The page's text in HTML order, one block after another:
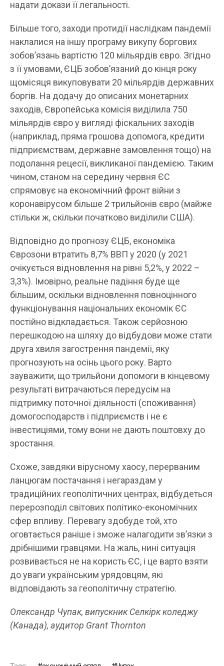
надати докази її легальності.
Більше того, заходи протидії наслідкам пандемії
наклалися на іншу програму викупу боргових
зобов’язань вартістю 120 мільярдів євро. Згідно
з її умовами, ЄЦБ зобов’язаний до кінця року
щомісяця викуповувати 20 мільярдів державних
боргів. На додачу до описаних монетарних
заходів, Європейська комісія виділила 750
мільярдів євро у вигляді фіскальних заходів
(наприклад, пряма грошова допомога, кредити
підприємствам, державне замовлення тощо) на
подолання рецесії, викликаної пандемією. Таким
чином, станом на середину червня ЄС
спрямовує на економічний фронт війни з
коронавірусом більше 2 трильйонів євро (майже
стільки ж, скільки початково виділили США).
Відповідно до прогнозу ЄЦБ, економіка
Єврозони втратить 8,7% ВВП у 2020 (у 2021
очікується відновлення на рівні 5,2%, у 2022 –
3,3%). Імовірно, реальне падіння буде ще
більшим, оскільки відновлення повноцінного
функціонування національних економік ЄС
постійно відкладається. Також серйозною
перешкодою на шляху до відбудови може стати
друга хвиля загострення пандемії, яку
прогнозують на осінь цього року. Варто
зауважити, що трильйони допомоги в кінцевому
результаті витрачаються передусім на
підтримку поточної діяльності (споживання)
домогосподарств і підприємств і не є
інвестиціями, тому вони не дають поштовху до
зростання.
Схоже, завдяки вірусному хаосу, перерваним
ланцюгам постачання і негараздам у
традиційних геополітичних центрах, відбудеться
перерозподіл світових політико-економічних
сфер впливу. Перевагу здобуде той, хто
оговтається раніше і зможе налагодити зв’язки з
дрібнішими гравцями. На жаль, нині ситуація
розвивається не на користь ЄС, і це варто взяти
до уваги українським урядовцям, які
відповідають за геополітичну стратегію.
Олександр Чупак, випускник Селкірк коледжу
(Канада), аудитор Grant Thornton